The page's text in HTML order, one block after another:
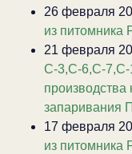
26 февраля
из питомника
21 февраля
С-3,С-6,С-7,С-
запаривания
17 февраля
из питомника